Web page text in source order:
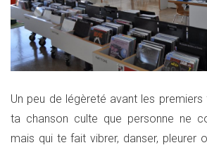
Un peu de légèreté avant les premiers
ta chanson culte que personne ne
mais qui te fait vibrer, danser, pleurer